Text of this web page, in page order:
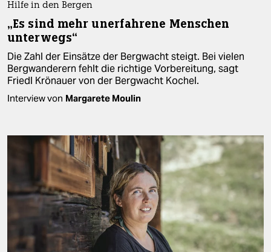
Hilfe in den Bergen
„Es sind mehr unerfahrene Menschen
unterwegs“
Die Zahl der Einsätze der Bergwacht steigt. Bei vielen
Bergwanderern fehlt die richtige Vorbereitung, sagt
Friedl Krönauer von der Bergwacht Kochel.
Interview von Margarete Moulin